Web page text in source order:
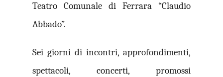
Teatro Comunale di Ferrara “Claudio
Abbado”.
Sei giorni di incontri, approfondimenti,
spettacoli, concerti,
promossi